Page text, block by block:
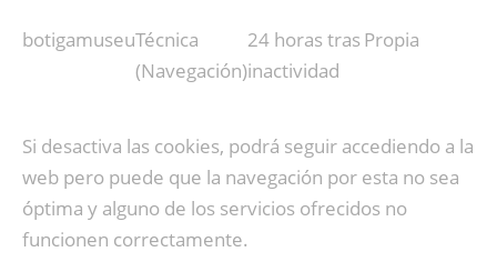
botigamuseuTécnica
(Navegación)
24 horas tras
inactividad
Propia
Si desactiva las cookies, podrá seguir accediendo a la
web pero puede que la navegación por esta no sea
óptima y alguno de los servicios ofrecidos no
funcionen correctamente.